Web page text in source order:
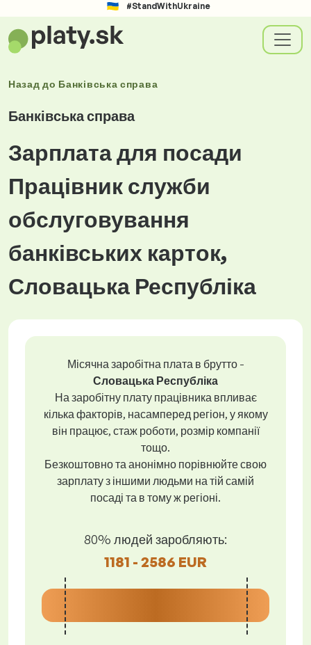
#StandWithUkraine
Назад до Банківська справа
Банківська справа
Зарплата для посади
Працівник служби
обслуговування
банківських карток,
Словацька Республіка
Місячна заробітна плата в брутто -
Словацька Республіка
На заробітну плату працівника впливає
кілька факторів, насамперед регіон, у якому
він працює, стаж роботи, розмір компанії
тощо.
Безкоштовно та анонімно порівнюйте свою
зарплату з іншими людьми на тій самій
посаді та в тому ж регіоні.
80% людей заробляють:
1181 - 2586 EUR